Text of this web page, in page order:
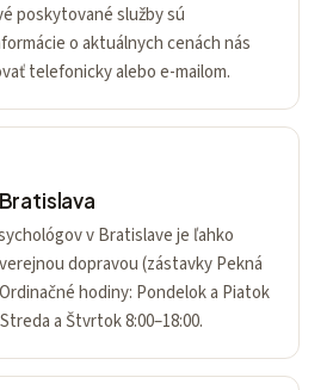
poskytované služby sú
o aktuálnych cenách nás
telefonicky alebo e-mailom.
v Bratislave je ľahko
dopravou (zástavky Pekná
hodiny: Pondelok a Piatok
a Štvrtok 8:00–18:00.